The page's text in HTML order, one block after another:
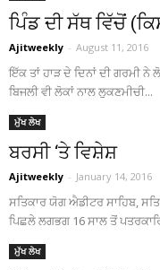
ਪਿੰਡ ਦੀ ਸੱਥ ਵਿੱਚੋਂ
Ajitweekly - August 11, 2016
ਇੱਕ ਤਾਂ ਹਾੜ ਦੇ ਦਿਨਾਂ ਦੀ ਗਰਮੀ
ਬਿਜਲੀ ਵੀ ਲੋਕਾਂ ਨਾਲ ਲੁਕਣਮੀਚੀ...
ਮੁੱਖ ਲੇਖ
ਬਰਸੀ ‘ਤੇ ਵਿਸ਼ੇਸ਼
Ajitweekly - January 14, 2016
ਸਤਿਕਾਰ ਯੋਗ ਐਡੀਟਰ ਸਾਹਿਬ,
ਪਿਛਲੇ ਲਗਭਗ 16 ਸਾਲ ਤੋਂ
ਮੁੱਖ ਲੇਖ